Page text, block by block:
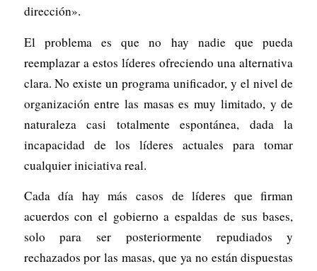
dirección».
El problema es que no hay nadie que pueda
reemplazar a estos líderes ofreciendo una alternativa
clara. No existe un programa unificador, y el nivel de
organización entre las masas es muy limitado, y de
naturaleza casi totalmente espontánea, dada la
incapacidad de los líderes actuales para tomar
cualquier iniciativa real.
Cada día hay más casos de líderes que firman
acuerdos con el gobierno a espaldas de sus bases,
solo para ser posteriormente repudiados y
rechazados por las masas, que ya no están dispuestas